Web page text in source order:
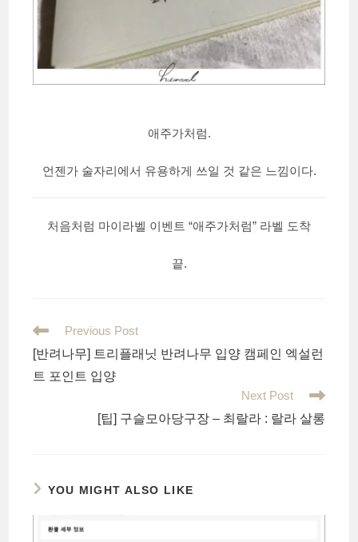
애주가처럼.
언젠가 술자리에서 유용하게 쓰일 것 같은 느낌이다.
처음처럼 마이라벨 이벤트 “애주가처럼” 라벨 도착
끝.
Read
articles
Previous Post
[반려나무] 트리플래닛 반려나무 입양 캠페인 엑설런
트 포인트 입양
Next Post
[팁] 구슬모아당구장 – 최랄라 : 랄라 살롱
YOU MIGHT ALSO LIKE